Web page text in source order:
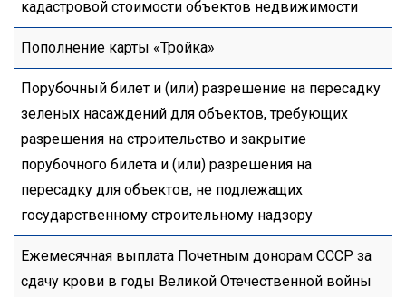
кадастровой стоимости объектов недвижимости
Пополнение карты «Тройка»
Порубочный билет и (или) разрешение на пересадку
зеленых насаждений для объектов, требующих
разрешения на строительство и закрытие
порубочного билета и (или) разрешения на
пересадку для объектов, не подлежащих
государственному строительному надзору
Ежемесячная выплата Почетным донорам СССР за
сдачу крови в годы Великой Отечественной войны